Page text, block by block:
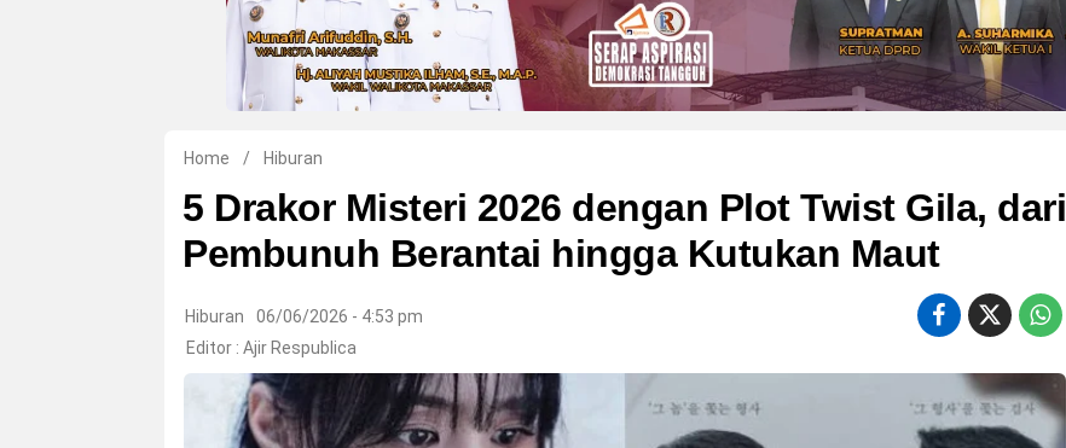
Home / Hiburan
5 Drakor Misteri 2026 dengan Plot Twist Gila, dari
Pembunuh Berantai hingga Kutukan Maut
Hiburan
06/06/2026 - 4:53 pm
Editor : Ajir Respublica